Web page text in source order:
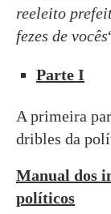
reeleito
fezes de vocês
Parte I
A primeira
dribles da
Manual dos
políticos